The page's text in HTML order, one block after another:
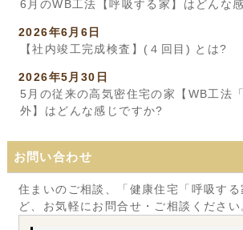
6月のWB工法【呼吸する家】はどんな
2026年6月6日
【社内竣工完成検査】(４回目) とは?
2026年5月30日
5月の従来の高気密住宅の家【WB工法
外】はどんな感じですか?
お問い合わせ
住まいのご相談、「健康住宅「呼吸す
ど、お気軽にお問合せ・ご相談ください